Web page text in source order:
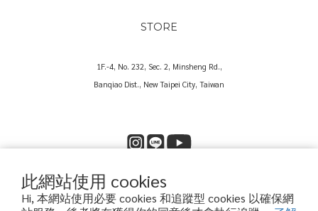
此網站使用 cookies
Hi, 本網站使用必要 cookies 和追蹤型 cookies 以確保網
STORE
1F.-4, No. 232, Sec. 2, Minsheng Rd.,
Banqiao Dist., New Taipei City, Taiwan
Copyright© 2025 O83O International Trading Co., Ltd.
歐捌叁歐國際貿易股份有限公司｜60573857